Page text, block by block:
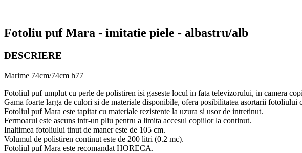
Fotoliu puf Mara - imitatie piele - albastru/alb
DESCRIERE
Marime 74cm/74cm h77
Fotoliul puf umplut cu perle de polistiren isi gaseste locul in fata televizorului, in camera
Gama foarte larga de culori si de materiale disponibile, ofera posibilitatea asortarii fotoliului
Fotoliul puf Mara este tapitat cu materiale rezistente la uzura si usor de intretinut.
Fermoarul este ascuns intr-un pliu pentru a limita accesul copiilor la continut.
Inaltimea fotoliului tinut de maner este de 105 cm.
Volumul de polistiren continut este de 200 litri (0.2 mc).
Fotoliul puf Mara este recomandat HORECA.